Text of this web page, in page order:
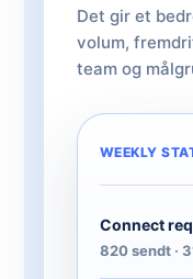
Det gir et
volum,
team og
WEEKLY
Connect
820 sendt ·